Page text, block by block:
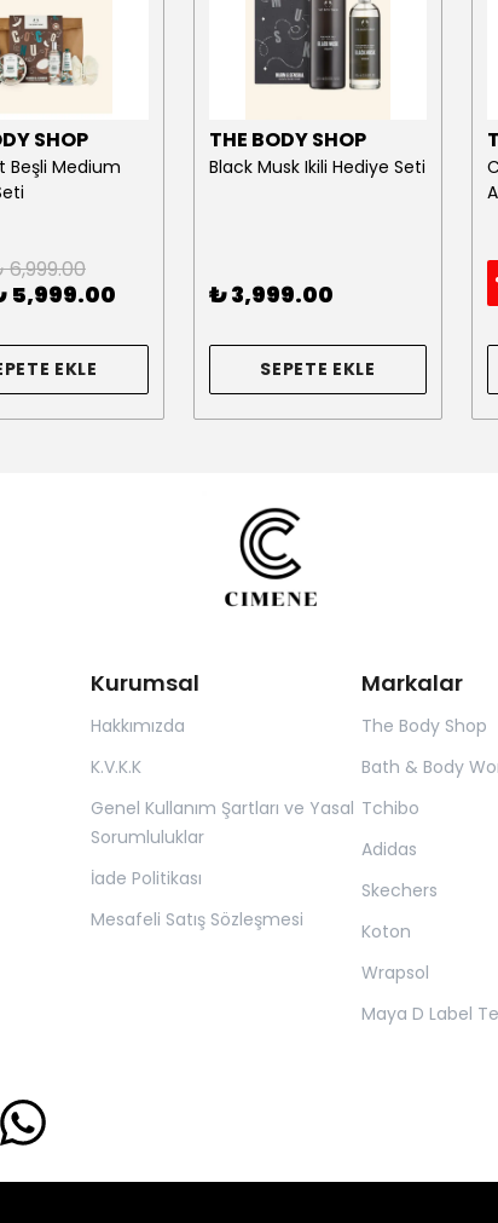
SHOP
Beşli Medium
6,999.00
5,999.00
EKLE
THE BODY SHOP
Black Musk Ikili Hediye Seti
₺ 3,999.00
SEPETE EKLE
Kurumsal
Hakkımızda
K.V.K.K
Genel Kullanım Şartları ve Yasal
Sorumluluklar
İade Politikası
Mesafeli Satış Sözleşmesi
Markalar
The Body Shop
Bath & Body
Tchibo
Adidas
Skechers
Koton
Wrapsol
Maya D Label